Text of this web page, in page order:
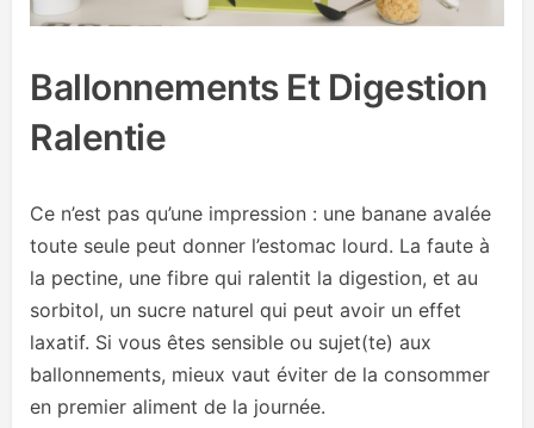
Ballonnements Et Digestion
Ralentie
Ce n’est pas qu’une impression : une banane avalée
toute seule peut donner l’estomac lourd. La faute à
la pectine, une fibre qui ralentit la digestion, et au
sorbitol, un sucre naturel qui peut avoir un effet
laxatif. Si vous êtes sensible ou sujet(te) aux
ballonnements, mieux vaut éviter de la consommer
en premier aliment de la journée.